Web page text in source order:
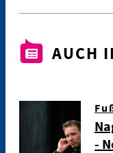
AUCH
-